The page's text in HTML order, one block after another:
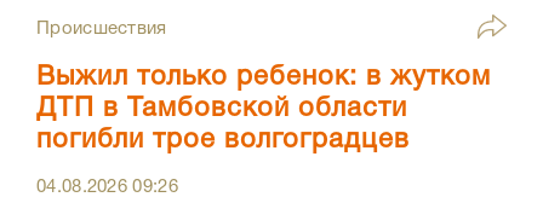
Происшествия
Выжил только ребенок: в жутком
ДТП в Тамбовской области
погибли трое волгоградцев
04.08.202609:26